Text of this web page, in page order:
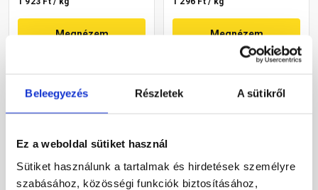
Beleegyezés Részletek A sütikről
Ez a weboldal sütiket használ
Sütiket használunk a tartalmak és hirdetések személyre
szabásához, közösségi funkciók biztosításához,
Megnézem Megnézem